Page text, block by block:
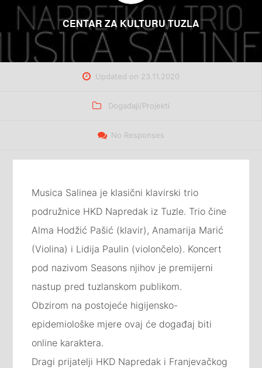
CENTAR ZA KULTURU TUZLA
Updated on 23.11.2020
Categories
Događaji/Projekti
No Responses
Musica Salinea je klasični klavirski trio
podružnice HKD Napredak iz Tuzle. Trio čine
Alma Hodžić Pašić (klavir), Anamarija Marić
(Violina) i Lidija Paulin (violončelo). Koncert
pod nazivom Seasons njihov je premijerni
nastup pred tuzlanskom publikom.
Obzirom na postojeće higijensko-
epidemiološke mjere ovaj će događaj biti
online karaktera.
Dragi prijatelji HKD Napredak i Franjevačkog